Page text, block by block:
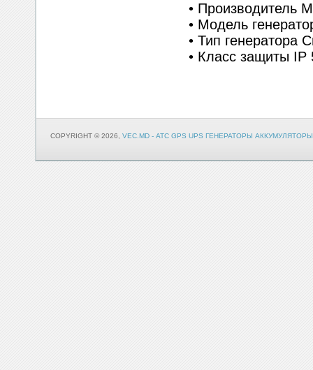
• Производитель
• Модель
• Тип генератора
• Класс защиты IP
COPYRIGHT © 2026, VEC.MD - АТС GPS UPS ГЕНЕРАТОРЫ